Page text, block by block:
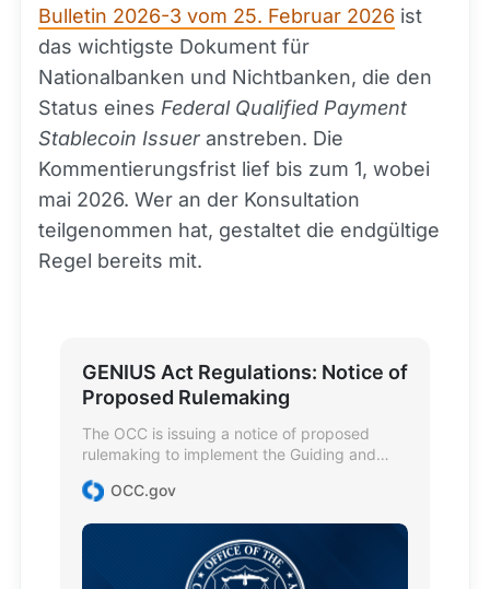
Bulletin 2026-3 vom 25. Februar 2026 ist
das wichtigste Dokument für
Nationalbanken und Nichtbanken, die den
Status eines Federal Qualified Payment
Stablecoin Issuer anstreben. Die
Kommentierungsfrist lief bis zum 1, wobei
mai 2026. Wer an der Konsultation
teilgenommen hat, gestaltet die endgültige
Regel bereits mit.
GENIUS Act Regulations: Notice of
Proposed Rulemaking
The OCC is issuing a notice of proposed
rulemaking to implement the Guiding and
Stablecoins (GENIUS) Act regarding the
related activities by entities subject to the
OCC's jurisdiction.
OCC.gov